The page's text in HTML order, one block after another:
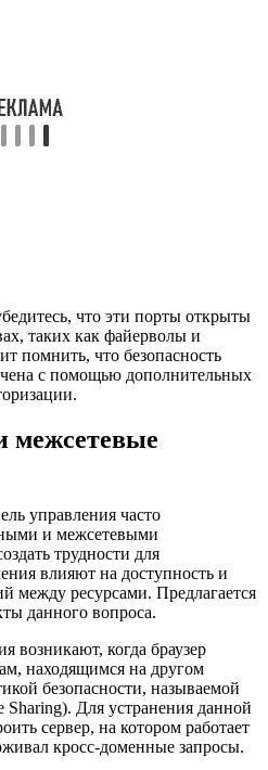
что эти порты открыты
таких как файерволы и
помнить, что безопасность
с помощью дополнительных
межсетевые
управления часто
и межсетевыми
трудности для
влияют на доступность и
между ресурсами. Предлагается
данного вопроса.
возникают, когда браузер
находящимся на другом
безопасности, называемой
Sharing). Для устранения данной
сервер, на котором работает
кросс-доменные запросы.